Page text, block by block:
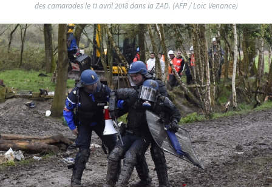
des camarades le 11 avril 2018 dans la ZAD. (AFP / Loic Venance)